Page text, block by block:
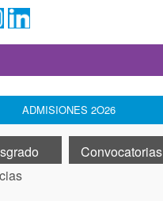
ADMISIONES 2O26
Convocatorias